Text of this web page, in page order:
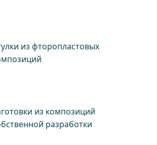
из фторопластовых
из композиций
разработки